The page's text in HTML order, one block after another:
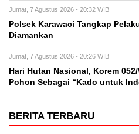
Jumat, 7 Agustus 2026 - 20:32 WIB
Polsek Karawaci Tangkap
Diamankan
Jumat, 7 Agustus 2026 - 20:26 WIB
Hari Hutan Nasional, Korem
Pohon Sebagai “Kado untuk
BERITA TERBARU